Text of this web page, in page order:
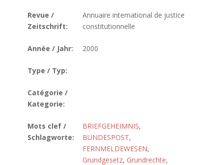
Revue /
Zeitschrift:
Annuaire international de justice
constitutionnelle
Année / Jahr: 2000
Type / Typ:
Catégorie /
Kategorie:
Mots clef /
Schlagworte:
BRIEFGEHEIMNIS,
BUNDESPOST,
FERNMELDEWESEN,
Grundgesetz, Grundrechte,